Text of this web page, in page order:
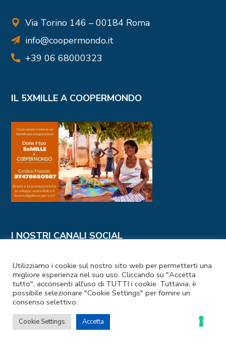
Via Torino 146 – 00184 Roma
info@coopermondo.it
+39 06 68000323
IL 5XMILLE A COOPERMONDO
I NOSTRI CANALI SOCIAL
Codice Fiscale e Partita IVA: 97476850587
Utilizziamo i cookie sul nostro sito web per permetterti una
migliore esperienza nel suo uso. Cliccando su "Accetta
tutto", acconsenti all'uso di TUTTI i cookie. Tuttavia, è
possibile selezionare "Cookie Settings" per fornire un
consenso selettivo.
Cookie Settings Accetta